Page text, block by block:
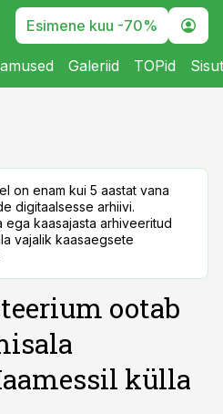
Esimene kuu -70%
Galeriid TOPid
on enam kui 5 aastat vana
digitaalsesse arhiivi.
ega kaasajasta arhiveeritud
vajalik kaasaegsete
ootab
külla